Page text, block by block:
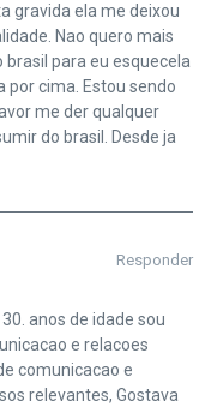
gravida ela me deixou
Nao quero mais
para eu esquecela
por cima. Estou sendo
me der qualquer
do brasil. Desde ja
Responder
anos de idade sou
e relacoes
comunicacao e
relevantes, Gostava